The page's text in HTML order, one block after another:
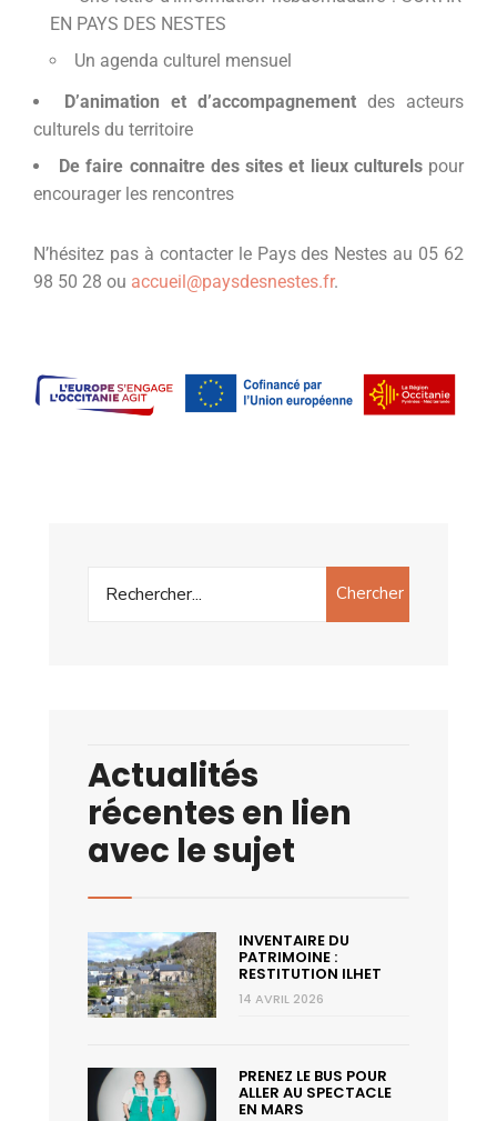
EN PAYS DES NESTES
Un agenda culturel mensuel
D’animation et d’accompagnement des acteurs
culturels du territoire
De faire connaitre des sites et lieux culturelspour
encourager les rencontres
N’hésitez pas à contacter le Pays des Nestes au 05 62
98 50 28 ou accueil@paysdesnestes.fr.
Chercher
Actualités
récentes en lien
avec le sujet
INVENTAIRE DU
PATRIMOINE :
RESTITUTION ILHET
14 AVRIL 2026
PRENEZ LE BUS POUR
ALLER AU SPECTACLE
EN MARS